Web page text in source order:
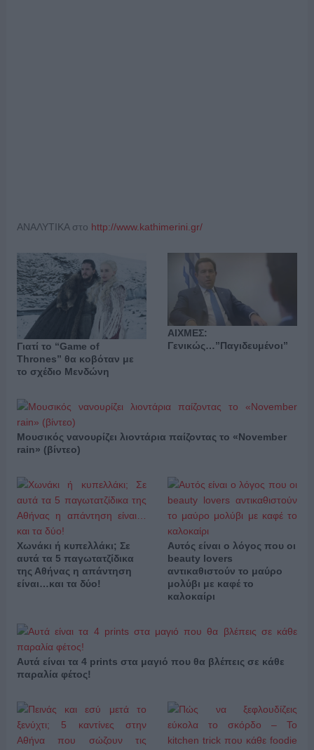
ΑΝΑΛΥΤΙΚΑ στο http://www.kathimerini.gr/
Γιατί το “Game of
Thrones” θα κοβόταν με
το σχέδιο Μενδώνη
ΑΙΧΜΕΣ:
Γενικώς…”Παγιδευμένοι”
Μουσικός νανουρίζει λιοντάρια παίζοντας το «November
rain» (βίντεο)
Χωνάκι ή κυπελλάκι; Σε
αυτά τα 5 παγωτατζίδικα
της Αθήνας η απάντηση
είναι…και τα δύο!
Αυτός είναι ο λόγος που οι
beauty lovers
αντικαθιστούν το μαύρο
μολύβι με καφέ το
καλοκαίρι
Αυτά είναι τα 4 prints στα μαγιό που θα βλέπεις σε κάθε
παραλία φέτος!